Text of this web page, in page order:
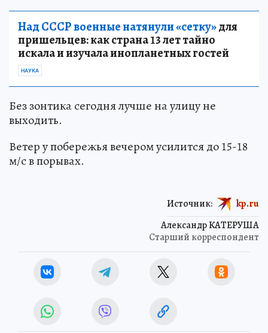
Над СССР военные натянули «сетку»для
пришельцев: как страна 13 лет тайно
искала и изучала инопланетных гостей
НАУКА
Без зонтика сегодня лучше на улицу не
выходить.
Ветер у побережья вечером усилится до 15-18
м/с в порывах.
Александр КАТЕРУША
Старший корреспондент
Источник: kp.ru